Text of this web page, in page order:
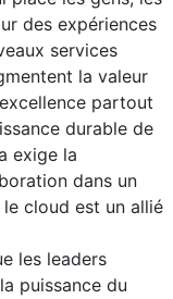
des expériences
services
la valeur
partout
durable de
exige la
dans un
cloud est un allié
les leaders
puissance du